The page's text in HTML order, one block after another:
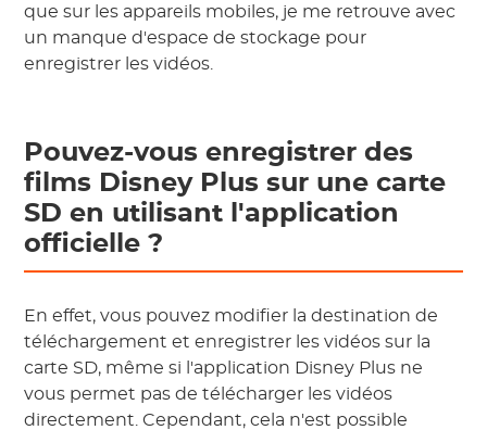
que sur les appareils mobiles, je me retrouve avec
un manque d'espace de stockage pour
enregistrer les vidéos.
Pouvez-vous enregistrer des
films Disney Plus sur une carte
SD en utilisant l'application
officielle ?
En effet, vous pouvez modifier la destination de
téléchargement et enregistrer les vidéos sur la
carte SD, même si l'application Disney Plus ne
vous permet pas de télécharger les vidéos
directement. Cependant, cela n'est possible